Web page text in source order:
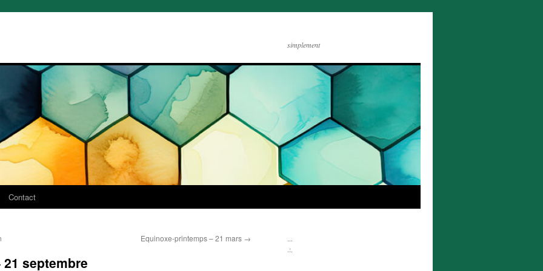
simplement
Contact
Equinoxe-printemps – 21 mars →
21 septembre
...
.:.